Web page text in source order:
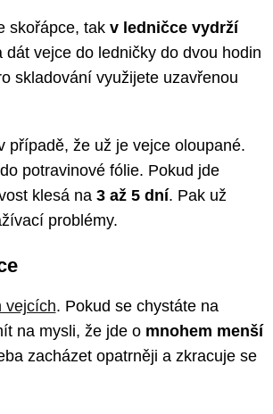
skořápce, tak v ledničce vydrží
dát vejce do ledničky do dvou hodin
skladování využijete uzavřenou
že už je vejce oloupané.
potravinové fólie. Pokud jde
klesá na 3 až 5 dní. Pak už
problémy.
vejcích. Pokud se chystáte na
na mysli, že jde o mnohem menší
zacházet opatrněji a zkracuje se